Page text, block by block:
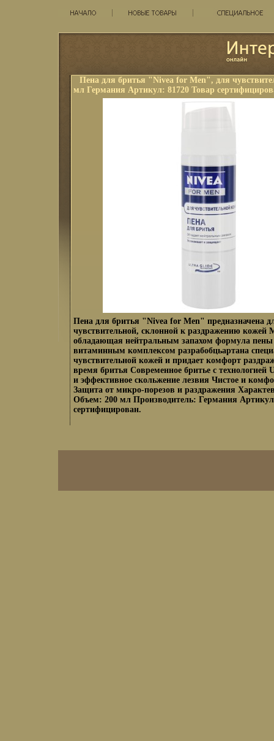
Пена для бритья "Nivea for Men", для
мл Германия Артикул: 81720 Товар
Пена для бритья "Nivea for Men" предназначена
чувствительной, склонной к раздражению кожей
обладающая нейтральным запахом формула
витаминным комплексом разрабобцьартана
чувствительной кожей и придает комфорт
время бритья Современное бритье с технологией
и эффективное скольжение лезвия Чистое и
Защита от микро-порезов и раздражения
Объем: 200 мл Производитель: Германия
сертифицирован.